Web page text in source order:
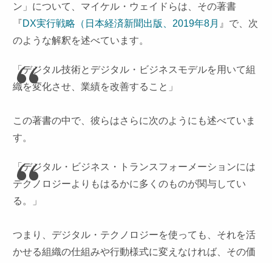
ン」について、マイケル・ウェイドらは、その著書
『DX実行戦略（日本経済新聞出版、2019年8月 』で、次
のような解釈を述べています。
「デジタル技術とデジタル・ビジネスモデルを用いて組
織を変化させ、業績を改善すること」
この著書の中で、彼らはさらに次のようにも述べていま
す。
「デジタル・ビジネス・トランスフォーメーションには
テクノロジーよりもはるかに多くのものが関与してい
る。」
つまり、デジタル・テクノロジーを使っても、それを活
かせる組織の仕組みや行動様式に変えなければ、その価